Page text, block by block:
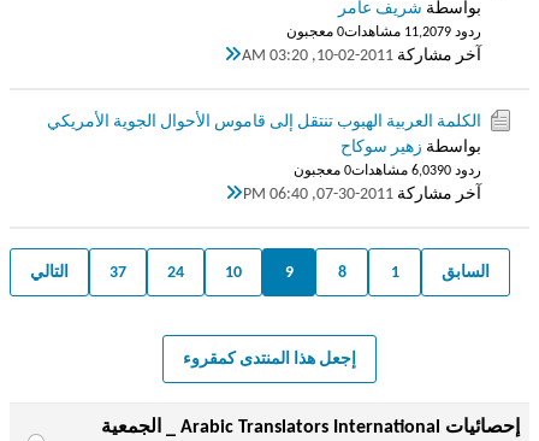
بواسطة شريف عامر
ردود 9 11,207 مشاهدات 0 معجبون
آخر مشاركة 10-02-2011, 03:20 AM
الكلمة العربية الهبوب تنتقل إلى قاموس الأحوال الجوية الأمريكي
بواسطة زهير سوكاح
ردود 0 6,039 مشاهدات 0 معجبون
آخر مشاركة 07-30-2011, 06:40 PM
السابق 1
8
9
10
24
37 التالي
إجعل هذا المنتدى كمقروء
إحصائيات Arabic Translators International _ الجمعية